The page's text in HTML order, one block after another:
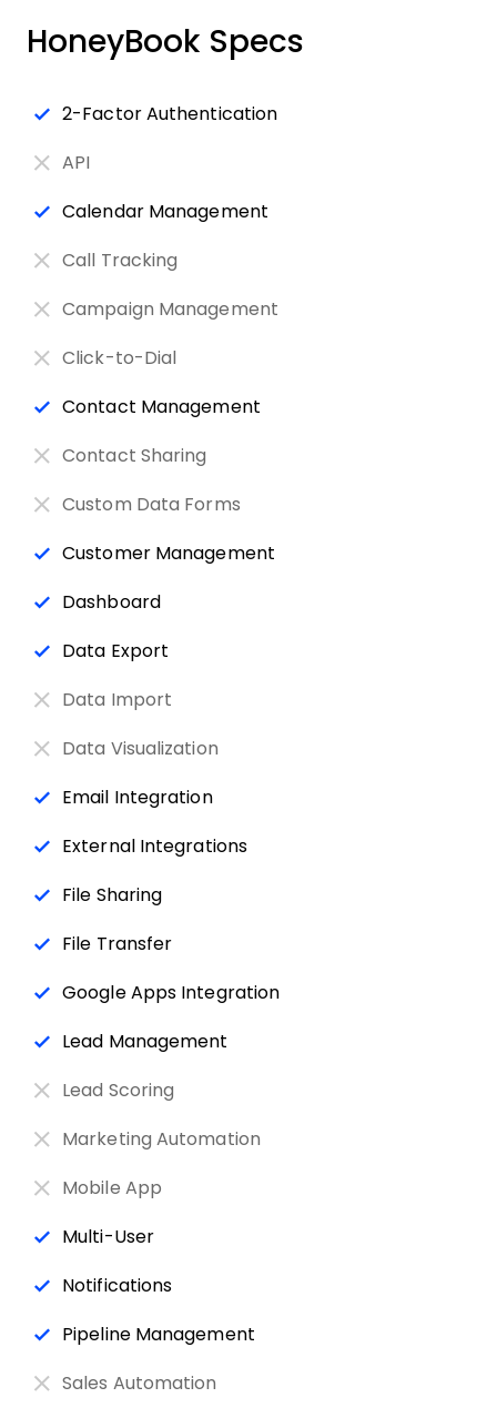
HoneyBook Specs
2-Factor Authentication
API
Calendar Management
Call Tracking
Campaign Management
Click-to-Dial
Contact Management
Contact Sharing
Custom Data Forms
Customer Management
Dashboard
Data Export
Data Import
Data Visualization
Email Integration
External Integrations
File Sharing
File Transfer
Google Apps Integration
Lead Management
Lead Scoring
Marketing Automation
Mobile App
Multi-User
Notifications
Pipeline Management
Sales Automation